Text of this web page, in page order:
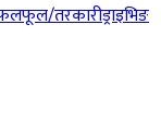
तरकारीड्राइभिङ